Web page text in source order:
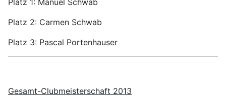
Platz 2: Carmen Schwab
Platz 3: Pascal Portenhauser
Gesamt-Clubmeisterschaft 2013